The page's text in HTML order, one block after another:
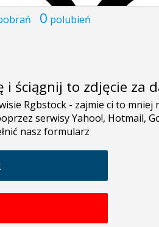
0 polubień
i ściągnij to zdjęcie za